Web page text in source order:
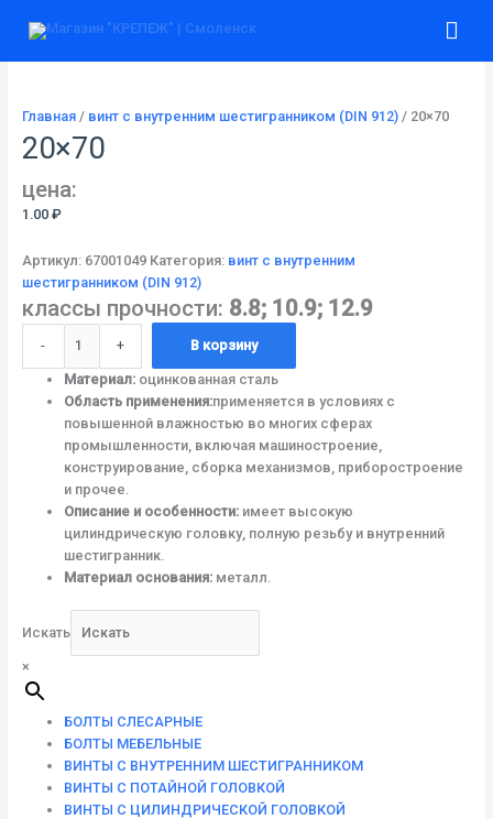
Главная/ винт с внутренним шестигранником (DIN 912)/ 20×70
20×70
цена:
1.00 ₽
Артикул: 67001049 Категория: винт с внутренним
шестигранником (DIN 912)
классы прочности: 8.8; 10.9; 12.9
-
товара
+ В корзину
Материал:оцинкованная сталь
Область применения:применяется в условиях с
повышенной влажностью во многих сферах
промышленности, включая машиностроение,
конструирование, сборка механизмов, приборостроение
и прочее.
Описание и особенности:имеет высокую
цилиндрическую головку, полную резьбу и внутренний
шестигранник.
Материал основания:металл.
Искать
×
БОЛТЫ СЛЕСАРНЫЕ
БОЛТЫ МЕБЕЛЬНЫЕ
ВИНТЫ С ВНУТРЕННИМ ШЕСТИГРАННИКОМ
ВИНТЫ С ПОТАЙНОЙ ГОЛОВКОЙ
ВИНТЫ С ЦИЛИНДРИЧЕСКОЙ ГОЛОВКОЙ